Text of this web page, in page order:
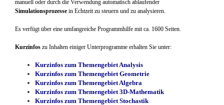
manuell oder durch die Verwendung automatisch ablaufender
Simulationsprozesse in Echtzeit zu steuern und zu analysieren.
Es verfügt über eine umfangreiche Programmhilfe mit ca. 1600 Seiten.
Kurzinfos zu Inhalten einiger Unterprogramme erhalten Sie unter:
Kurzinfos zum Themengebiet Analysis
Kurzinfos zum Themengebiet Geometrie
Kurzinfos zum Themengebiet Algebra
Kurzinfos zum Themengebiet 3D-Mathematik
Kurzinfos zum Themengebiet Stochastik